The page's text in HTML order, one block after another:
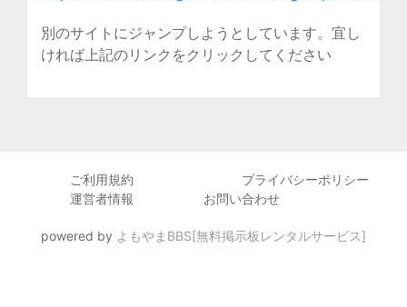
別のサイトにジャンプしようとしています。宜し
ければ上記のリンクをクリックしてください
ご利用規約
プライバシーポリシー
運営者情報
お問い合わせ
powered by よもやまBBS[無料掲示板レンタルサービス]